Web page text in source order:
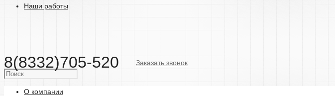
Наши работы
8(8332)705-520 Заказать звонок
О компании